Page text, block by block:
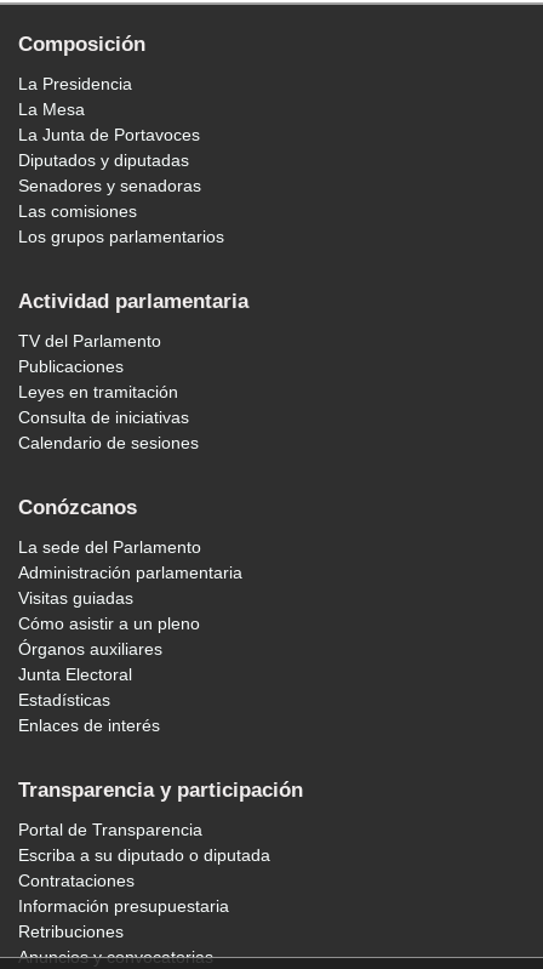
Composición
La Presidencia
La Mesa
La Junta de Portavoces
Diputados y diputadas
Senadores y senadoras
Las comisiones
Los grupos parlamentarios
Actividad parlamentaria
TV del Parlamento
Publicaciones
Leyes en tramitación
Consulta de iniciativas
Calendario de sesiones
Conózcanos
La sede del Parlamento
Administración parlamentaria
Visitas guiadas
Cómo asistir a un pleno
Órganos auxiliares
Junta Electoral
Estadísticas
Enlaces de interés
Transparencia y participación
Portal de Transparencia
Escriba a su diputado o diputada
Contrataciones
Información presupuestaria
Retribuciones
Anuncios y convocatorias